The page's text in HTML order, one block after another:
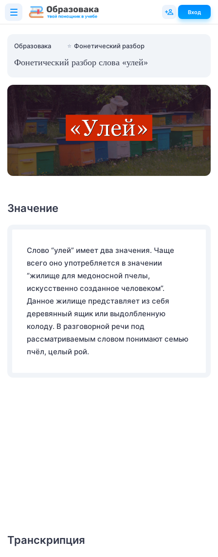
Образовака ⭐ Фонетический разбор
Фонетический разбор слова «улей»
Значение
Слово “улей” имеет два значения. Чаще
всего оно употребляется в значении
“жилище для медоносной пчелы,
искусственно созданное человеком”.
Данное жилище представляет из себя
деревянный ящик или выдолбленную
колоду. В разговорной речи под
рассматриваемым словом понимают семью
пчёл, целый рой.
Транскрипция
Вход